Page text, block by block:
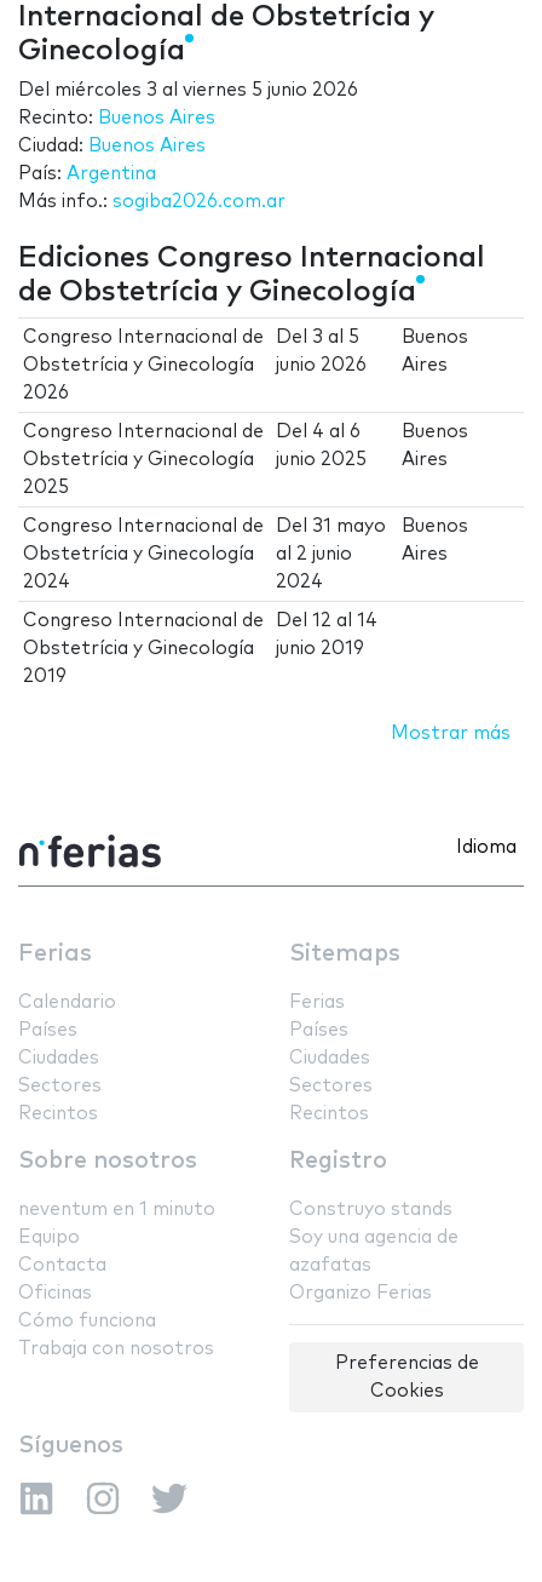
Internacional de Obstetrícia y
Ginecología
Del miércoles 3 al viernes 5 junio 2026
Recinto: Buenos Aires
Ciudad: Buenos Aires
País: Argentina
Más info.: sogiba2026.com.ar
Ediciones Congreso Internacional
de Obstetrícia y Ginecología
Congreso Internacional de
Obstetrícia y Ginecología
2026
Del 3 al 5
junio 2026
Buenos
Aires
Congreso Internacional de
Obstetrícia y Ginecología
2025
Del 4 al6
junio 2025
Buenos
Aires
Congreso Internacional de
Obstetrícia y Ginecología
2024
Del 31 mayo
al 2 junio
2024
Buenos
Aires
Congreso Internacional de
Obstetrícia y Ginecología
2019
Del12 al14
junio 2019
Mostrar más
Idioma
Ferias
Calendario
Países
Ciudades
Sectores
Recintos
Sitemaps
Ferias
Países
Ciudades
Sectores
Recintos
Sobre nosotros
neventum en 1 minuto
Equipo
Contacta
Oficinas
Cómo funciona
Trabaja con nosotros
Registro
Construyo stands
Soy una agencia de
azafatas
Organizo Ferias
Preferencias de
Cookies
Síguenos